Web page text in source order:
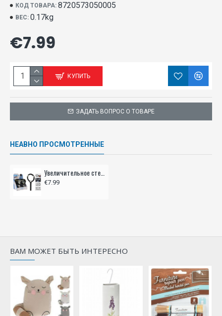
КОД ТОВАРА: 8720573050005
ВЕС: 0.17kg
€7.99
КУПИТЬ
ЗАДАТЬ ВОПРОС О ТОВАРЕ
НЕАВНО ПРОСМОТРЕННЫЕ
Увеличительное стекло со светодиодной подсветкой
€7.99
ВАМ МОЖЕТ БЫТЬ ИНТЕРЕСНО